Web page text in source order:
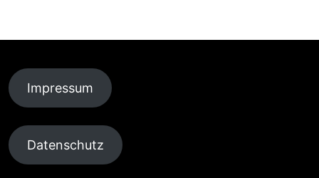
Impressum
Datenschutz